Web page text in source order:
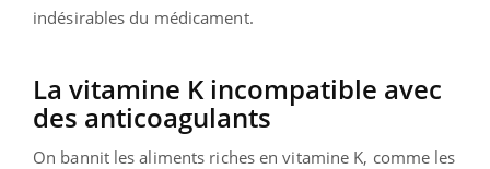
indésirables du médicament.
La vitamine K incompatible avec
des anticoagulants
On bannit les aliments riches en vitamine K, comme les